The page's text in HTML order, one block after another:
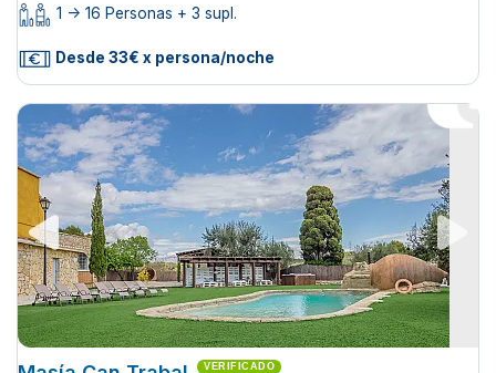
1 -> 16 Personas + 3 supl.
Desde 33€ x persona/noche
VERIFICADO